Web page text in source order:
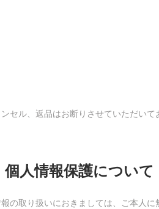
ル、返品はお断りさせていただい
個人情報保護について
取り扱いにおきましては、ご本人に